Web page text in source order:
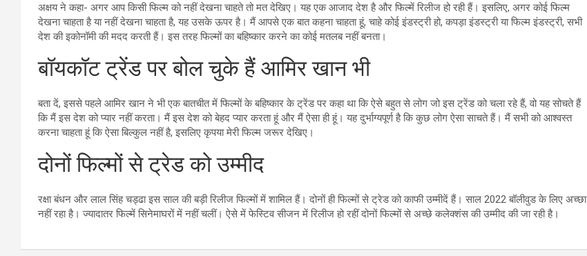
अक्षय ने कहा- अगर आप किसी फिल्म को नहीं देखना चाहते तो मत देखिए। यह एक आजाद देश है और फिल्में रिलीज हो रही हैं। इसलिए, अगर कोई फिल्म
देखना चाहता है या नहीं देखना चाहता है, यह उसके ऊपर है। मैं आपसे एक बात कहना चाहता हूं, चाहे कोई इंडस्ट्री हो, कपड़ा इंडस्ट्री या फिल्म इंडस्ट्री, सभी
देश की इकोनॉमी की मदद करती हैं। इस तरह फिल्मों का बहिष्कार करने का कोई मतलब नहीं बनता।
बॉयकॉट ट्रेंड पर बोल चुके हैं आमिर खान भी
बता दें, इससे पहले आमिर खान ने भी एक बातचीत में फिल्मों के बहिष्कार के ट्रेंड पर कहा था कि ऐसे बहुत से लोग जो इस ट्रेंड को चला रहे हैं, वो यह सोचते हैं
कि मैं इस देश को प्यार नहीं करता। मैं इस देश को बेहद प्यार करता हूं और मैं ऐसा ही हूं। यह दुर्भाग्यपूर्ण है कि कुछ लोग ऐसा साचते हैं। मैं सभी को आश्वस्त
करना चाहता हूं कि ऐसा बिल्कुल नहीं है, इसलिए कृपया मेरी फिल्म जरूर देखिए।
दोनों फिल्मों से ट्रेड को उम्मीद
रक्षा बंधन और लाल सिंह चड्ढा इस साल की बड़ी रिलीज फिल्मों में शामिल हैं। दोनों ही फिल्मों से ट्रेड को काफी उम्मीदें हैं। साल 2022 बॉलीवुड के लिए अच्छा
नहीं रहा है। ज्यादातर फिल्में सिनेमाघरों में नहीं चलीं। ऐसे में फेस्टिव सीजन में रिलीज हो रहीं दोनों फिल्मों से अच्छे कलेक्शंस की उम्मीद की जा रही है।